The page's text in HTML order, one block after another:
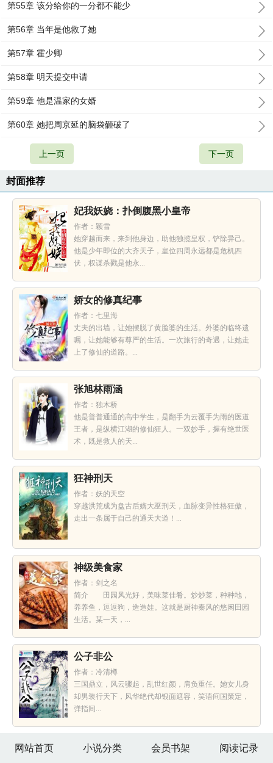
第55章 该分给你的一分都不能少
第56章 当年是他救了她
第57章 霍少卿
第58章 明天提交申请
第59章 他是温家的女婿
第60章 她把周京延的脑袋砸破了
上一页 下一页
封面推荐
妃我妖娆：扑倒腹黑小皇帝
作者：颖雪
她穿越而来，来到他身边，助他独揽皇权，铲除异己。
他是少年即位的大齐天子，皇位四周永远都是危机四
伏，权谋杀戮是他永...
娇女的修真纪事
作者：七里海
丈夫的出墙，让她摆脱了黄脸婆的生活。外婆的临终遗
嘱，让她能够有尊严的生活。一次旅行的奇遇，让她走
上了修仙的道路。...
张旭林雨涵
作者：独木桥
他是普普通通的高中学生，是翻手为云覆手为雨的医道
王者，是纵横江湖的修仙狂人。一双妙手，握有绝世医
术，既是救人的天...
狂神刑天
作者：妖的天空
穿越洪荒成为盘古后嫡大巫刑天，血脉变异性格狂傲，
走出一条属于自己的通天大道！...
神级美食家
作者：剑之名
简介 田园风光好，美味菜佳肴。炒炒菜，种种地，
养养鱼，逗逗狗，造造娃。这就是厨神秦风的悠闲田园
生活。某一天，...
公子非公
作者：冷清樽
三国鼎立，风云骤起，乱世红颜，肩负重任。她女儿身
却男装行天下，风华绝代却银面遮容，笑语间国策定，
弹指间...
网站首页 小说分类 会员书架 阅读记录